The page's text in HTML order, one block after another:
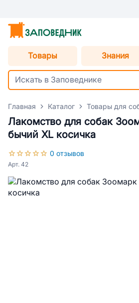
Товары Знания
Главная Каталог Товары для
Лакомство для собак
бычий XL косичка
0 отзывов
Арт. 42